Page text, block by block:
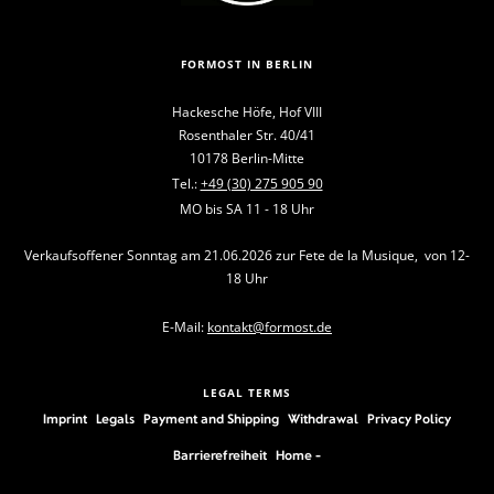
FORMOST IN BERLIN
Hackesche Höfe, Hof VIII
Rosenthaler Str. 40/41
10178 Berlin-Mitte
Tel.:+49 (30) 275 905 90
MO bis SA 11 - 18 Uhr
Verkaufsoffener Sonntag am 21.06.2026 zur Fete de la Musique, von 12-
18 Uhr
E-Mail: kontakt@formost.de
LEGAL TERMS
Imprint Legals Payment and Shipping Withdrawal Privacy Policy
Barrierefreiheit Home -